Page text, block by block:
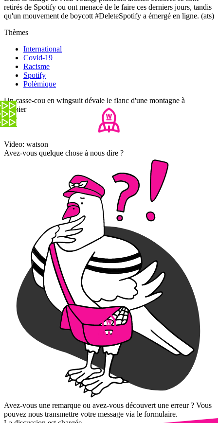
retirés de Spotify ou ont menacé de le faire ces derniers jours, tandis
qu'un mouvement de boycott #DeleteSpotify a émergé en ligne. (ats)
Thèmes
International
Covid-19
Racisme
Spotify
Polémique
Un casse-cou en wingsuit dévale le flanc d'une montagne à
Verbier
Video: watson
Avez-vous quelque chose à nous dire ?
Avez-vous une remarque ou avez-vous découvert une erreur ? Vous
pouvez nous transmettre votre message via le formulaire.